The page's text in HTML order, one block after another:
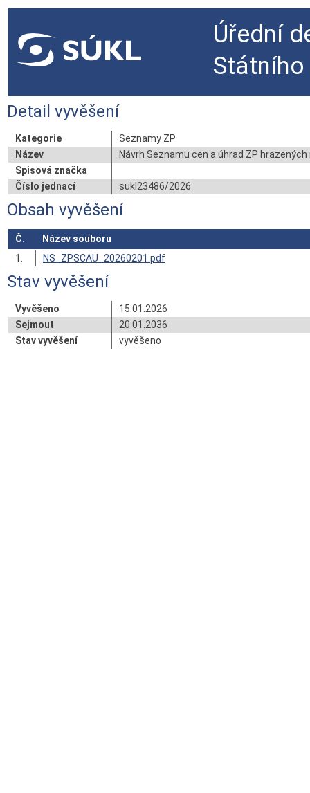
Úřední
Detail vyvěšení
Kategorie
Seznamy ZP
Název
Návrh Seznamu cen a úhrad ZP hrazených
Spisová značka
Číslo jednací
sukl23486/2026
Obsah vyvěšení
Č.
Název souboru
1.
NS_ZPSCAU_20260201.pdf
Stav vyvěšení
Vyvěšeno
15.01.2026
Sejmout
20.01.2036
Stav vyvěšení
vyvěšeno